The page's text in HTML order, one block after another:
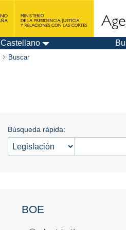
Castellano
Buscar
Búsqueda rápida:
BOE